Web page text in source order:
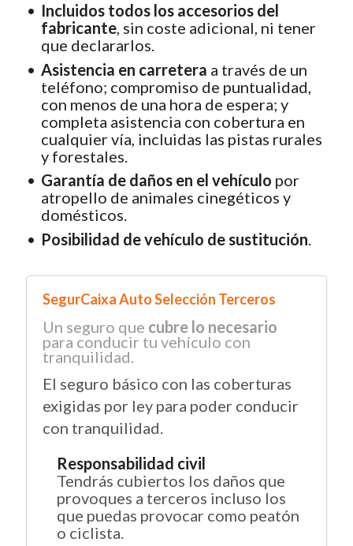
Incluidos todos los accesorios del
fabricante, sin coste adicional, ni tener
que declararlos.
Asistencia en carretera a través de un
teléfono; compromiso de puntualidad,
con menos de una hora de espera; y
completa asistencia con cobertura en
cualquier vía, incluidas las pistas rurales
y forestales.
Garantía de daños en el vehículo por
atropello de animales cinegéticos y
domésticos.
Posibilidad de vehículo de sustitución.
SegurCaixa Auto Selección Terceros
Un seguro que cubre lo necesario
para conducir tu vehículo con
tranquilidad.
El seguro básico con las coberturas
exigidas por ley para poder conducir
con tranquilidad.
Responsabilidad civil
Tendrás cubiertos los daños que
provoques a terceros incluso los
que puedas provocar como peatón
o ciclista.